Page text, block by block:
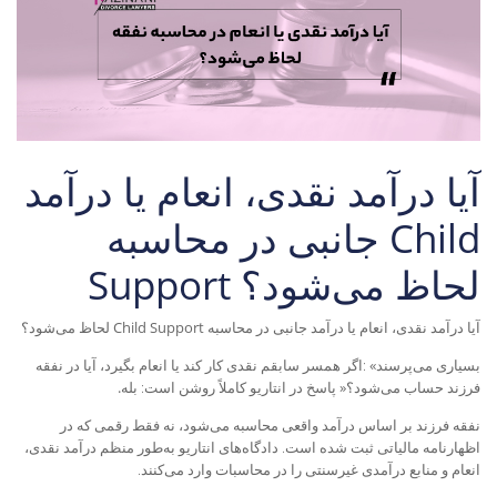
آیا درآمد نقدی، انعام یا درآمد
جانبی در محاسبه Child
Support لحاظ می‌شود؟
آیا درآمد نقدی، انعام یا درآمد جانبی در محاسبه Child Support لحاظ می‌شود؟
بسیاری می‌پرسند : « اگر همسر سابقم نقدی کار کند یا انعام بگیرد، آیا در نفقه
فرزند حساب می‌شود؟» پاسخ در انتاریو کاملاً روشن است: بله.
نفقه فرزند بر اساس درآمد واقعی محاسبه می‌شود، نه فقط رقمی که در
اظهارنامه مالیاتی ثبت شده است. دادگاه‌های انتاریو به‌طور منظم درآمد نقدی،
انعام و منابع درآمدی غیرسنتی را در محاسبات وارد می‌کنند.